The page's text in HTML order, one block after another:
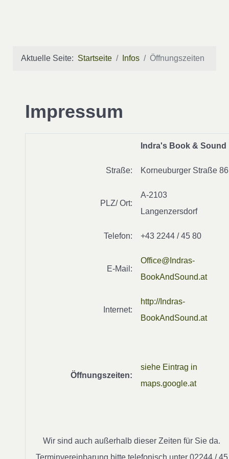
Aktuelle Seite: Startseite Infos Öffnungszeiten
Impressum
Indra's Book & Sound
Straße: Korneuburger Straße 86
PLZ/ Ort:
A-2103
Langenzersdorf
Telefon: +43 2244 / 45 80
E-Mail:
Office@Indras-
BookAndSound.at
Internet:
http://Indras-
BookAndSound.at
Öffnungszeiten:
siehe Eintrag in
maps.google.at
Wir sind auch außerhalb dieser Zeiten für Sie da.
Terminvereinbarung bitte telefonisch unter 02244 / 45